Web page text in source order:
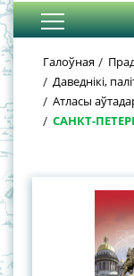
Галоўная
Даведнікі,
Атласы
САНКТ-